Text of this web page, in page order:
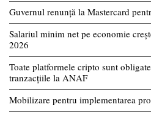
Guvernul renunță la Mastercard
Salariul minim net pe economie
2026
Toate platformele cripto sunt
tranzacțiile la ANAF
Mobilizare pentru implementarea